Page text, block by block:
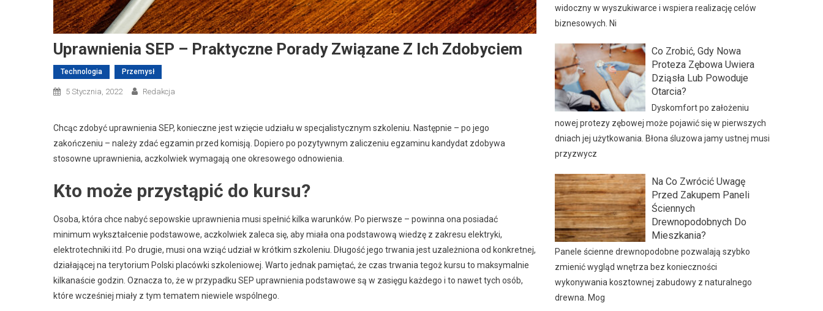
Uprawnienia SEP – Praktyczne Porady Związane Z Ich Zdobyciem
Technologia Przemysł
5 Stycznia, 2022 Redakcja
Chcąc zdobyć uprawnienia SEP, konieczne jest wzięcie udziału w specjalistycznym szkoleniu. Następnie – po jego
zakończeniu – należy zdać egzamin przed komisją. Dopiero po pozytywnym zaliczeniu egzaminu kandydat zdobywa
stosowne uprawnienia, aczkolwiek wymagają one okresowego odnowienia.
Kto może przystąpić do kursu?
Osoba, która chce nabyć sepowskie uprawnienia musi spełnić kilka warunków. Po pierwsze – powinna ona posiadać
minimum wykształcenie podstawowe, aczkolwiek zaleca się, aby miała ona podstawową wiedzę z zakresu elektryki,
elektrotechniki itd. Po drugie, musi ona wziąć udział w krótkim szkoleniu. Długość jego trwania jest uzależniona od konkretnej,
działającej na terytorium Polski placówki szkoleniowej. Warto jednak pamiętać, że czas trwania tegoż kursu to maksymalnie
kilkanaście godzin. Oznacza to, że w przypadku SEP uprawnienia podstawowe są w zasięgu każdego i to nawet tych osób,
które wcześniej miały z tym tematem niewiele wspólnego.
widoczny w wyszukiwarce i wspiera realizację celów
biznesowych. Ni
Co Zrobić, Gdy Nowa
Proteza Zębowa Uwiera
Dziąsła Lub Powoduje
Otarcia?
Dyskomfort po założeniu
nowej protezy zębowej może pojawić się w pierwszych
dniach jej użytkowania. Błona śluzowa jamy ustnej musi
przyzwycz
Na Co Zwrócić Uwagę
Przed Zakupem Paneli
Ściennych
Drewnopodobnych Do
Mieszkania?
Panele ścienne drewnopodobne pozwalają szybko
zmienić wygląd wnętrza bez konieczności
wykonywania kosztownej zabudowy z naturalnego
drewna. Mog